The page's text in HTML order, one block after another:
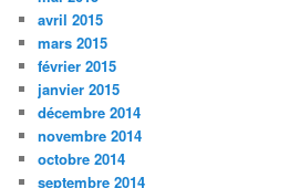
avril 2015
mars 2015
février 2015
janvier 2015
décembre 2014
novembre 2014
octobre 2014
septembre 2014